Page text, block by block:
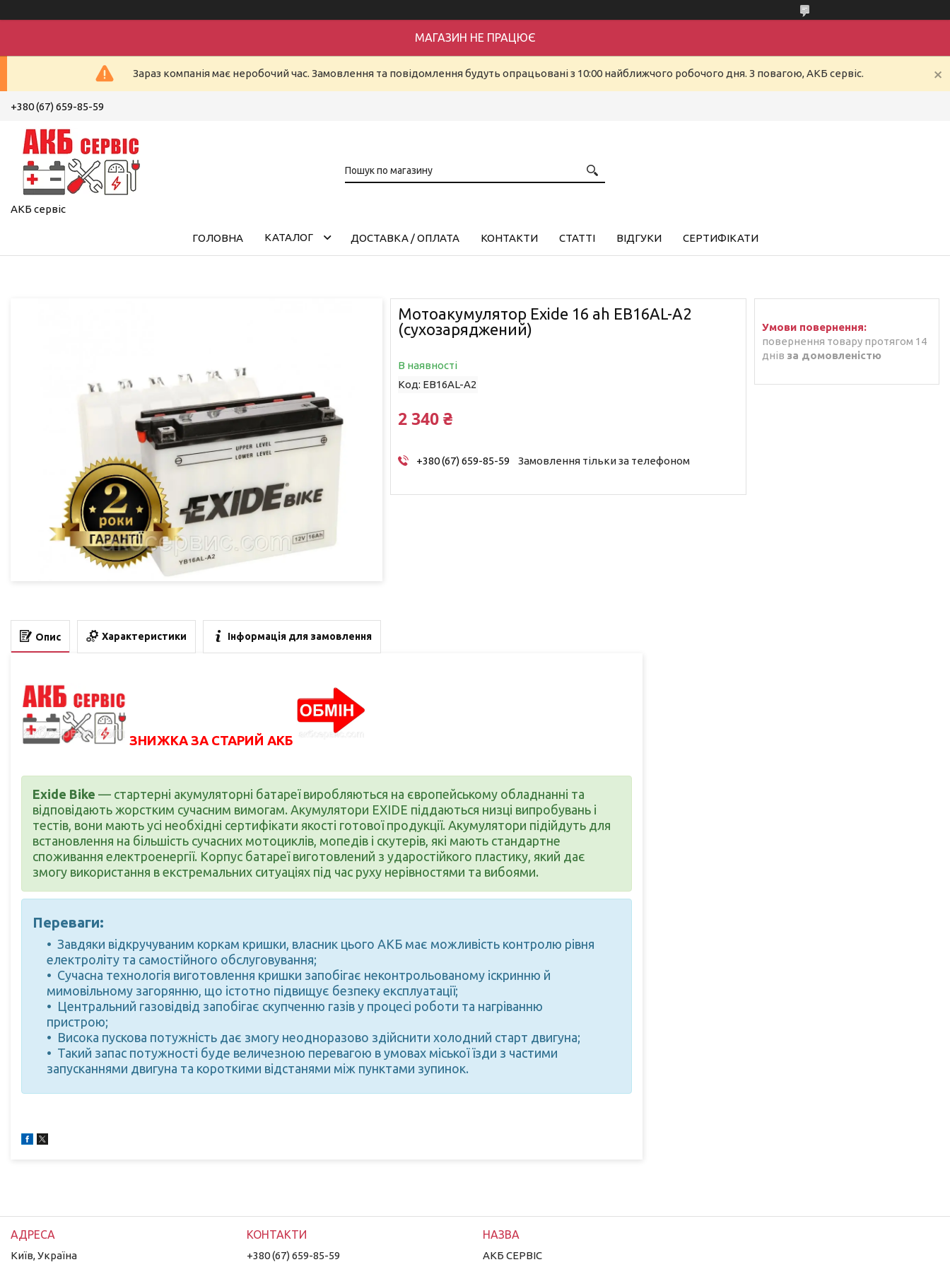
МАГАЗИН НЕ ПРАЦЮЄ
Зараз компанія має неробочий час. Замовлення та повідомлення будуть опрацьовані з 10:00 найближчого робочого дня. З повагою, АКБ сервіс.
+380 (67) 659-85-59
АКБ сервіс
ГОЛОВНА КАТАЛОГ ДОСТАВКА / ОПЛАТА КОНТАКТИ СТАТТІ ВІДГУКИ СЕРТИФІКАТИ
Mотоакумулятор Exide 16 ah EB16AL-A2
(сухозаряджений)
В наявності
Код: EB16AL-A2
2 340 ₴
+380 (67) 659-85-59 Замовлення тільки за телефоном
повернення товару протягом 14
днів за домовленістю
Опис Характеристики Інформація для замовлення
ЗНИЖКА ЗА СТАРИЙ АКБ
Exide Bike — стартерні акумуляторні батареї виробляються на європейському обладнанні та
відповідають жорстким сучасним вимогам. Акумулятори EXIDE піддаються низці випробувань і
тестів, вони мають усі необхідні сертифікати якості готової продукції. Акумулятори підійдуть для
встановлення на більшість сучасних мотоциклів, мопедів і скутерів, які мають стандартне
споживання електроенергії. Корпус батареї виготовлений з ударостійкого пластику, який дає
змогу використання в екстремальних ситуаціях під час руху нерівностями та вибоями.
Переваги:
Завдяки відкручуваним коркам кришки, власник цього АКБ має можливість контролю рівня
електроліту та самостійного обслуговування;
Сучасна технологія виготовлення кришки запобігає неконтрольованому іскринню й
мимовільному загорянню, що істотно підвищує безпеку експлуатації;
Центральний газовідвід запобігає скупченню газів у процесі роботи та нагріванню
пристрою;
Висока пускова потужність дає змогу неодноразово здійснити холодний старт двигуна;
Такий запас потужності буде величезною перевагою в умовах міської їзди з частими
запусканнями двигуна та короткими відстанями між пунктами зупинок.
Київ, Україна +380 (67) 659-85-59 АКБ СЕРВІС